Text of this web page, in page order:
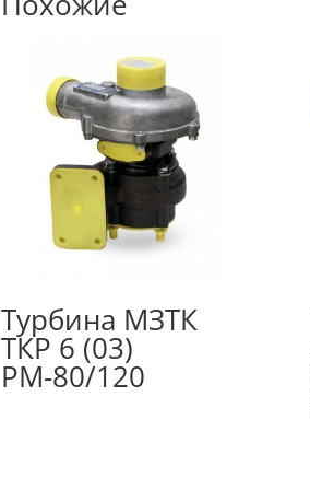
Турбина МЗТК
ТКР 6 (03)
РМ-80/120